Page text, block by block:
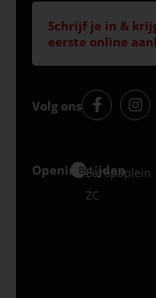
Schrijf je in &
eerste online
Volg ons
Openingstijden
Best
Europaplein
ZC